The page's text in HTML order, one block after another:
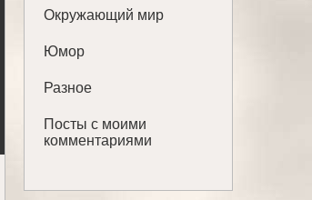
Окружающий мир
Юмор
Разное
Посты с моими
комментариями